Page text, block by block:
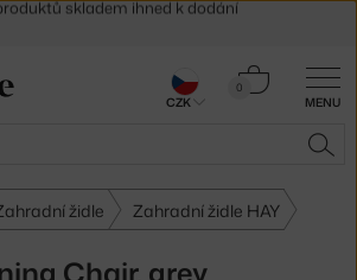
MENU
0
Košík
židle Zahradní židle HAY
30 dní na vrácení zboží
CZK